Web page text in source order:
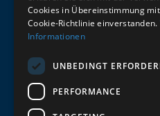
ZUM NEWSLETTER
Melde dich jetzt zum
erste Bestellung.
Deine Email
Cookies in Übereinstimmung
Cookie-Richtlinie einverstanden.
Informationen
UNBEDINGT
PERFORMANCE